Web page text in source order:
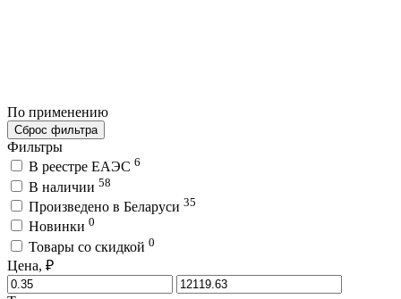
По применению
Сброс фильтра
Фильтры
В реестре ЕАЭС 6
В наличии 58
Произведено в Беларуси 35
Новинки 0
Товары со скидкой 0
Цена, ₽